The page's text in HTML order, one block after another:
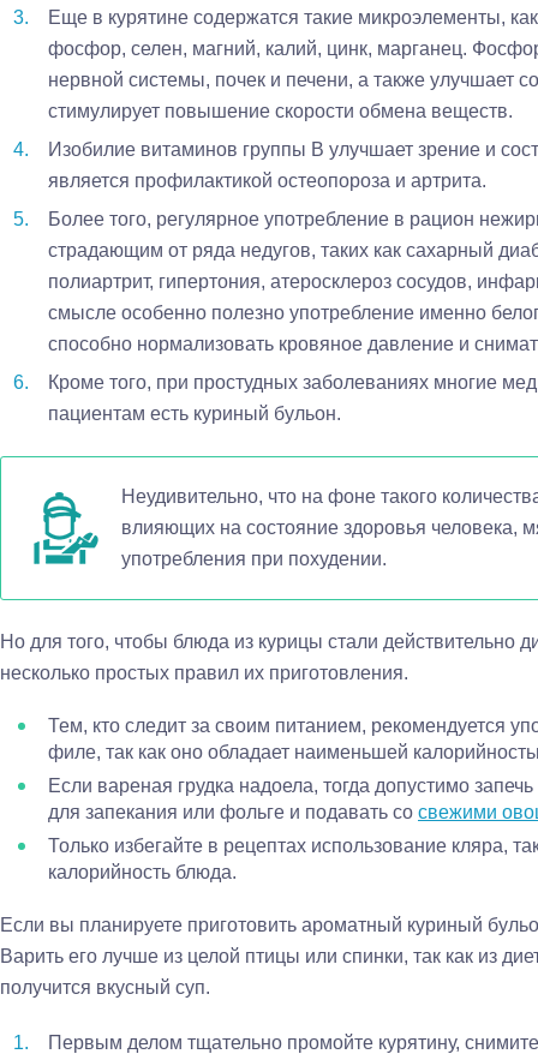
Еще в курятине содержатся такие микроэлементы,
фосфор, селен, магний, калий, цинк, марганец.
нервной системы, почек и печени, а также улучшает
стимулирует повышение скорости обмена веществ.
Изобилие витаминов группы В улучшает зрение и
является профилактикой остеопороза и артрита.
Более того, регулярное употребление в рацион
страдающим от ряда недугов, таких как сахарный
полиартрит, гипертония, атеросклероз сосудов,
смысле особенно полезно употребление именно
способно нормализовать кровяное давление и
Кроме того, при простудных заболеваниях многие
пациентам есть куриный бульон.
Неудивительно, что на фоне такого
влияющих на состояние здоровья человека,
употребления при похудении.
Но для того, чтобы блюда из курицы стали действительно
несколько простых правил их приготовления.
Тем, кто следит за своим питанием, рекомендуется
филе, так как оно обладает наименьшей
Если вареная грудка надоела, тогда допустимо
для запекания или фольге и подавать со свежими
Только избегайте в рецептах использование кляра,
калорийность блюда.
Если вы планируете приготовить ароматный куриный
Варить его лучше из целой птицы или спинки, так как из
получится вкусный суп.
Первым делом тщательно промойте курятину,